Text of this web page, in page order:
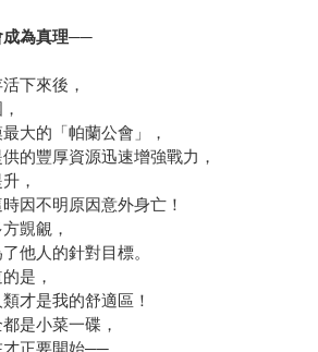
成為真理──
下來後，
大的「帕蘭公會」，
的豐厚資源迅速增強戰力，
，
因不明原因意外身亡！
覬覦，
他人的針對目標。
是，
才是我的舒適區！
是小菜一碟，
才正要開始──